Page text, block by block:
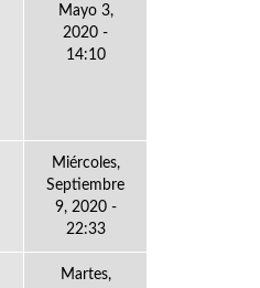
Mayo 3,
2020 -
14:10
Miércoles,
Septiembre
9, 2020 -
22:33
Martes,